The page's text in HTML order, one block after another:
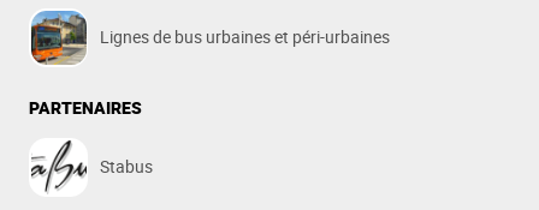
Lignes de bus urbaines et péri-urbaines
PARTENAIRES
Stabus